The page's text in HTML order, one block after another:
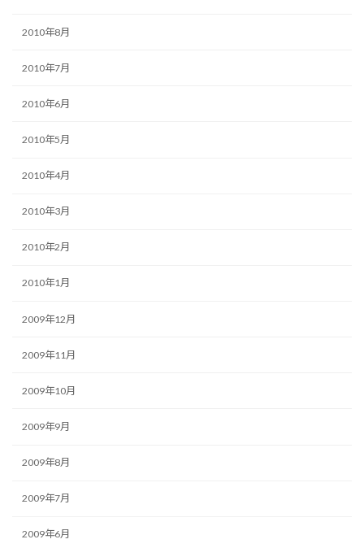
2010年8月
2010年7月
2010年6月
2010年5月
2010年4月
2010年3月
2010年2月
2010年1月
2009年12月
2009年11月
2009年10月
2009年9月
2009年8月
2009年7月
2009年6月